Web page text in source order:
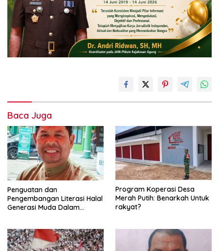
Baca Juga
Penguatan dan
Pengembangan Literasi Halal
Generasi Muda Dalam
Program Koperasi Desa
Merah Putih: Benarkah Untuk
rakyat?